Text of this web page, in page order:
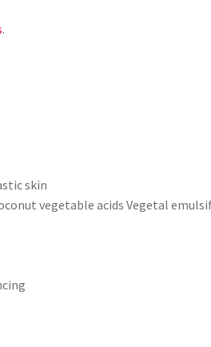
.
skin
vegetable acids Vegetal